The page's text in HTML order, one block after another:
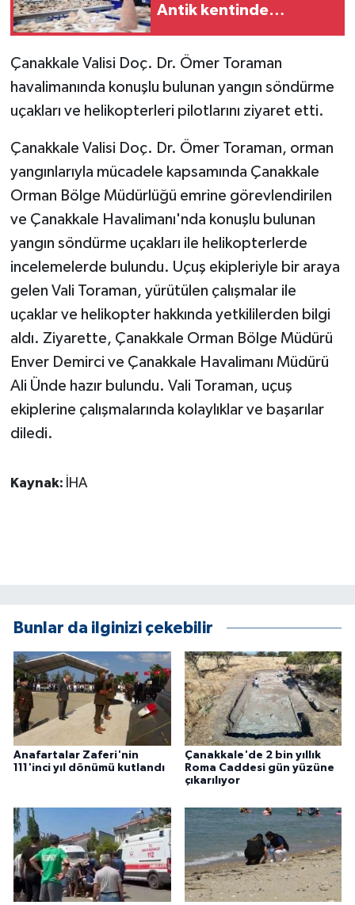
Antik kentinde
Çanakkale Valisi Doç. Dr. Ömer Toraman
havalimanında konuşlu bulunan yangın söndürme
uçakları ve helikopterleri pilotlarını ziyaret etti.
Çanakkale Valisi Doç. Dr. Ömer Toraman, orman
yangınlarıyla mücadele kapsamında Çanakkale
Orman Bölge Müdürlüğü emrine görevlendirilen
ve Çanakkale Havalimanı'nda konuşlu bulunan
yangın söndürme uçakları ile helikopterlerde
incelemelerde bulundu. Uçuş ekipleriyle bir araya
gelen Vali Toraman, yürütülen çalışmalar ile
uçaklar ve helikopter hakkında yetkililerden bilgi
aldı. Ziyarette, Çanakkale Orman Bölge Müdürü
Enver Demirci ve Çanakkale Havalimanı Müdürü
Ali Ünde hazır bulundu. Vali Toraman, uçuş
ekiplerine çalışmalarında kolaylıklar ve başarılar
diledi.
Kaynak: İHA
Bunlar da ilginizi çekebilir
Anafartalar Zaferi'nin
111'inci yıl dönümü kutlandı
Çanakkale'de 2 bin yıllık
Roma Caddesi gün yüzüne
çıkarılıyor
GÜNDEM
Güvenlik
HABERDE İNSAN
İş Dünyası
Jandarma
KÜLTÜR SANAT
MAGAZİN
Otomobil
POLİTİKA
Turizm
ÜLKE GÜNDEMİ
YAŞAM